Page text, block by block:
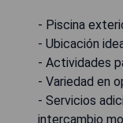
- Piscina
- Ubicación
- Actividades
- Variedad en
- Servicios
intercambio